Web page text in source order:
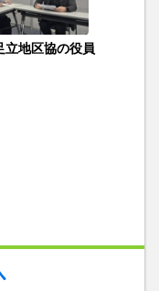
立地区協の役員